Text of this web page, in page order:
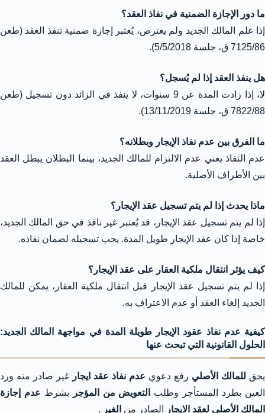
ما دور الإجازة الضمنية في نفاذ العقد؟
إذا علم المالك الجديد ولم يعترض، يُعتبر إجازة ضمنية تنفذ العقد (طعن
7125/86 ق، جلسة 5/5/2018).
هل ينفذ العقد إذا لم يُسجل؟
لا، إذا زادت المدة عن 9 سنوات، لا ينفذ في الزائد دون تسجيل (طعن
7822/88 ق، جلسة 13/11/2019).
ما الفرق بين عدم نفاذ الإيجار وبطلانه؟
عدم النفاذ يعني عدم الالتزام للمالك الجديد، بينما البطلان يبطل العقد
بين الأطراف الأصلية.
ماذا يحدث إذا لم يتم تسجيل عقد الإيجار؟
إذا لم يتم تسجيل عقد الإيجار، قد يُعتبر غير نافذ في حق المالك الجديد،
خاصة إذا كان عقد الإيجار طويل المدة. يجب تسجيله لضمان نفاذه.
كيف يؤثر انتقال ملكية العقار على عقد الإيجار؟
إذا لم يتم تسجيل عقد الإيجار قبل انتقال ملكية العقار، يمكن للمالك
الجديد إلغاء العقد أو عدم الاعتراف به.
كيفية عدم نفاذ عقود الإيجار طويلة المدة في مواجهة المالك الجديد:
الحلول القانونية التي تبحث عنها
يحق للمالك الأصلي رفع دعوي عدم نفاذ عقد ايجار غير صادر منه ورد
العين بطرد المستأجر وطلب
التعويض من المؤجر بشرط عدم إجازة
المالك الأصلي لعقد الايجار
الصادر من الغير .